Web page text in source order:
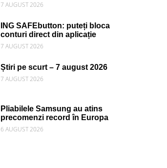
7 AUGUST 2026
ING SAFEbutton: puteți bloca
conturi direct din aplicație
7 AUGUST 2026
Știri pe scurt – 7 august 2026
7 AUGUST 2026
Pliabilele Samsung au atins
precomenzi record în Europa
6 AUGUST 2026